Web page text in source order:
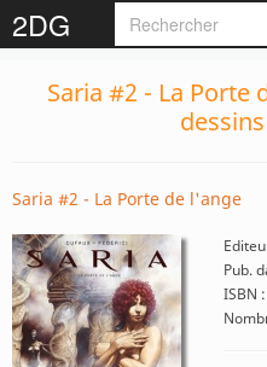
2DG
Saria #2 - La Porte
Saria #2 - La Porte de l'ange
Pub.
ISBN :